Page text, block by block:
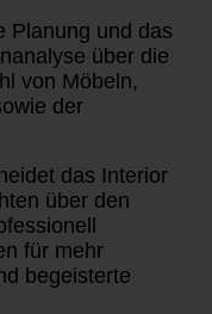
Planung und das
über die
von Möbeln,
der
das Interior
über den
für mehr
begeisterte